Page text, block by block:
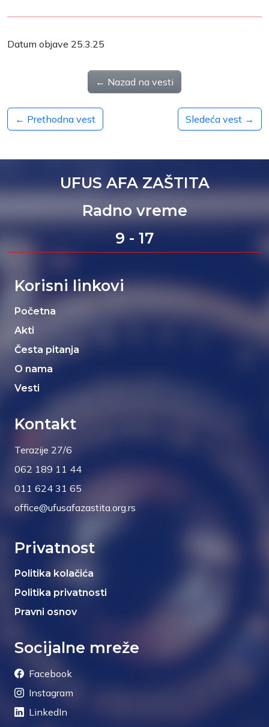
Datum objave 25.3.25
← Nazad na vesti
← Prethodna vest Sledeća vest →
UFUS AFA ZAŠTITA
Radno vreme
9 - 17
Korisni linkovi
Početna
Akti
Česta pitanja
O nama
Vesti
Kontakt
Terazije 27/6
062 189 11 44
011 624 31 65
office@ufusafazastita.org.rs
Privatnost
Politika kolačića
Politika privatnosti
Pravni osnov
Socijalne mreže
Facebook
Instagram
LinkedIn